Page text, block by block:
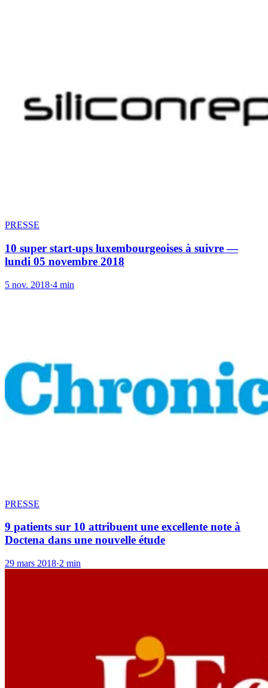
PRESSE
10 super start-ups luxembourgeoises à suivre —
lundi 05 novembre 2018
5 nov. 2018·4 min
PRESSE
9 patients sur 10 attribuent une excellente note à
Doctena dans une nouvelle étude
29 mars 2018·2 min